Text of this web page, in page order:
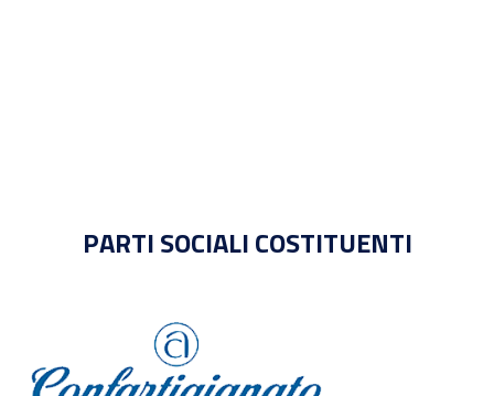
PARTI SOCIALI COSTITUENTI